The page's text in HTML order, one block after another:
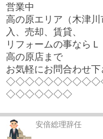
営業中
高の原エリア（木津
入、売却、賃貸、
リフォームの事なら
高の原店まで
お気軽にお問合わせ下
◇◇◇◇◇◇◇
安倍総理辞任